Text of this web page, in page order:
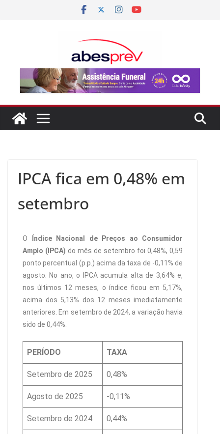
IPCA fica em 0,48% em
setembro
O
Índice Nacional de Preços ao Consumidor
Amplo (IPCA) do mês de setembro foi 0,48%, 0,59
ponto percentual (p.p.) acima da taxa de -0,11% de
agosto. No ano, o IPCA acumula alta de 3,64% e,
nos últimos 12 meses, o índice ficou em 5,17%,
acima dos 5,13% dos 12 meses imediatamente
anteriores. Em setembro de 2024, a variação havia
sido de 0,44%.
PERÍODO TAXA
Setembro de 2025 0,48%
Agosto de 2025 -0,11%
Setembro de 2024 0,44%